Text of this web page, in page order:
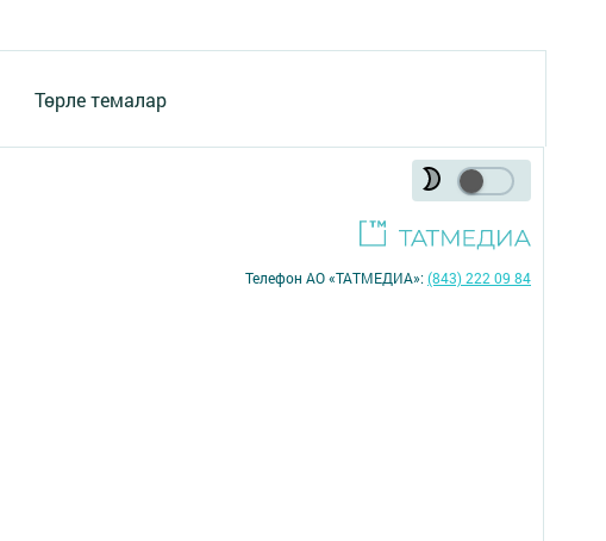
Төрле темалар
Телефон АО «ТАТМЕДИА»:(843) 222 09 84